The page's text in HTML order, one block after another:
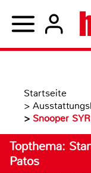
Startseite
>
> Snooper
Topthema:
Patos